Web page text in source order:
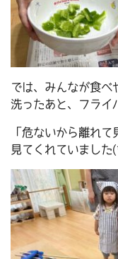
では、みんなが食べ
洗ったあと、フライ
「危ないから離れ
見てくれていまし